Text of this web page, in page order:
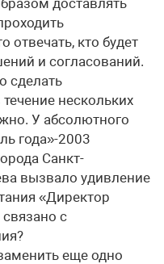
доставлять
отвечать, кто будет
и согласований.
сделать
нескольких
У абсолютного
года»-2003
Санкт-
вызвало удивление
«Директор
с
еще одно